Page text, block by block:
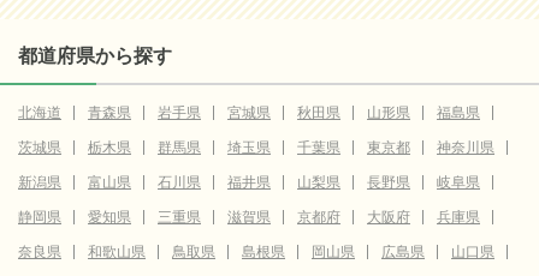
都道府県から探す
北海道 青森県 岩手県 宮城県 秋田県 山形県
福島県
茨城県
栃木県 群馬県 埼玉県 千葉県 東京都
神奈川県
新潟県
富山県 石川県 福井県 山梨県 長野県
岐阜県
静岡県
愛知県 三重県 滋賀県 京都府 大阪府
兵庫県
奈良県
和歌山県 鳥取県 島根県 岡山県 広島県
山口県